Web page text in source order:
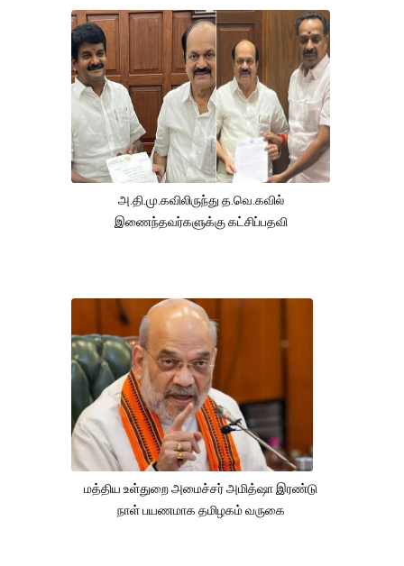
அ.தி.மு.கவிலிருந்து த.வெ.கவில்
இணைந்தவர்களுக்கு கட்சிப்பதவி
மத்திய உள்துறை அமைச்சர் அமித்ஷா இரண்டு
நாள் பயணமாக தமிழகம் வருகை